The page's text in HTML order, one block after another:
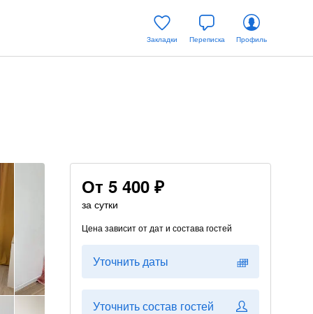
Закладки Переписка Профиль
От 5 400 ₽
за сутки
Цена зависит от дат и состава гостей
Уточнить даты
Уточнить состав гостей